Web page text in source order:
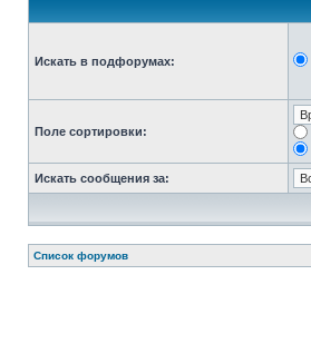
Искать в подфорумах:
Поле сортировки:
Искать сообщения за:
Список форумов